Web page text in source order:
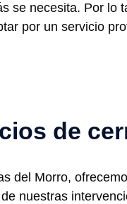
se necesita. Por lo
por un servicio
de
del Morro,
nuestras